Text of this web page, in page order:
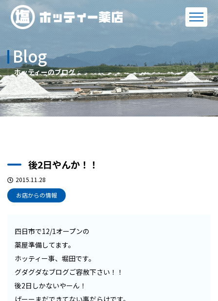
Blog
ホッティーのブログ
後2日やんか！！
2015.11.28
お店からの情報
四日市で12/1オープンの
薬屋準備してます。
ホッティー事、堀田です。
グダグダなブログご容赦下さい！！
後2日しかないやーん！